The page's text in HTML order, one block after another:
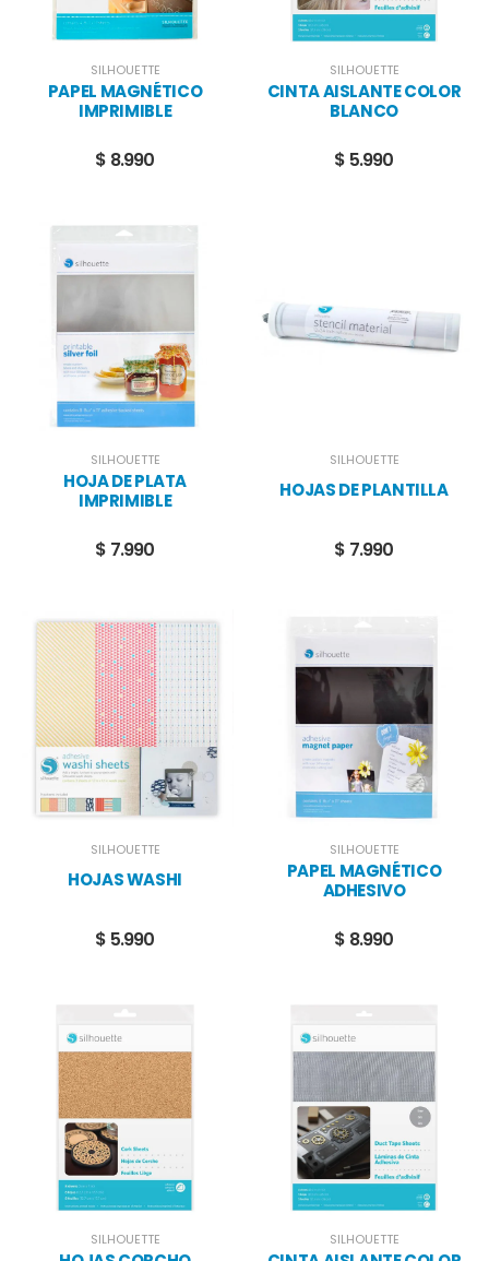
SILHOUETTE
PAPEL MAGNÉTICO
IMPRIMIBLE
$ 8.990
SILHOUETTE
CINTA AISLANTE COLOR
BLANCO
$ 5.990
SILHOUETTE
HOJA DE PLATA
IMPRIMIBLE
$ 7.990
SILHOUETTE
HOJAS DE PLANTILLA
$ 7.990
SILHOUETTE
HOJAS WASHI
$ 5.990
SILHOUETTE
PAPEL MAGNÉTICO
ADHESIVO
$ 8.990
SILHOUETTE SILHOUETTE